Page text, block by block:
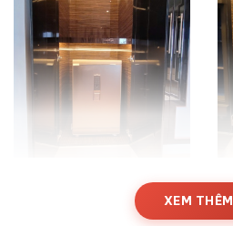
Kích thước Két sắtXEM THÊM